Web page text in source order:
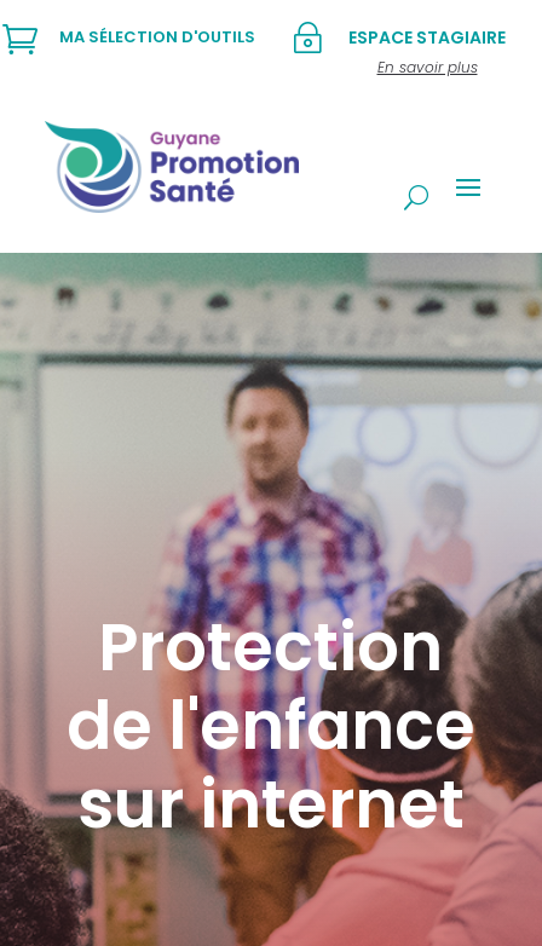
~ ESPACE STAGIAIRE
En savoir plus
 MA SÉLECTION D'OUTILS
Protection
de l'enfance
sur internet